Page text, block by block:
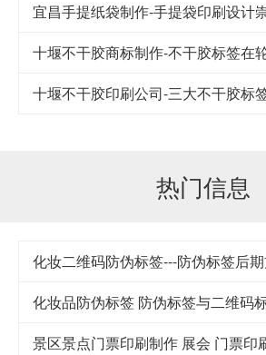
宜昌手提纸袋制作-手提袋印刷设计
十堰不干胶印刷公司-​三大不干胶标
热门信息
化妆二维码防伪标签---防伪标签后
化妆品防伪标签 防伪标签与二维码
景区景点门票印刷制作 展会 门票印